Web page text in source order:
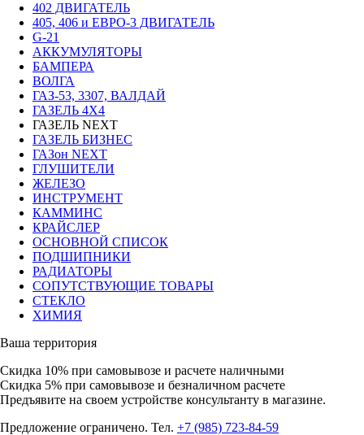
402 ДВИГАТЕЛЬ
405, 406 и ЕВРО-3 ДВИГАТЕЛЬ
G-21
АККУМУЛЯТОРЫ
БАМПЕРА
ВОЛГА
ГАЗ-53, 3307, ВАЛДАЙ
ГАЗЕЛЬ 4Х4
ГАЗЕЛЬ NEXT
ГАЗЕЛЬ БИЗНЕС
ГАЗон NEXT
ГЛУШИТЕЛИ
ЖЕЛЕЗО
ИНСТРУМЕНТ
КАММИНС
КРАЙСЛЕР
ОСНОВНОЙ СПИСОК
ПОДШИПНИКИ
РАДИАТОРЫ
СОПУТСТВУЮЩИЕ ТОВАРЫ
СТЕКЛО
ХИМИЯ
Ваша территория
Скидка 10% при самовывозе и расчете наличными
Скидка 5% при самовывозе и безналичном расчете
Предъявите на своем устройстве консультанту в магазине.
Предложение ограничено. Тел. +7 (985) 723-84-59